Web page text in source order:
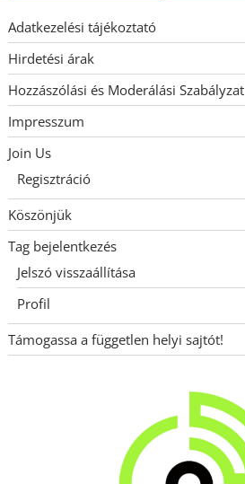
Adatkezelési tájékoztató
Hirdetési árak
Hozzászólási és Moderálási Szabályzat
Impresszum
Join Us
Regisztráció
Köszönjük
Tag bejelentkezés
Jelszó visszaállítása
Profil
Támogassa a független helyi sajtót!